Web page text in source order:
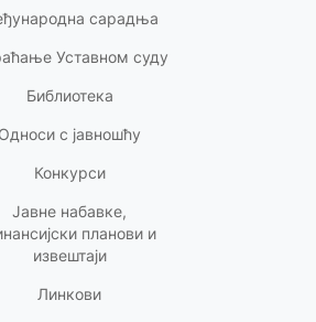
сарадња
Уставном суду
Библиотека
Односи с јавношћу
Конкурси
Јавне набавке,
планови и
извештаји
Линкови